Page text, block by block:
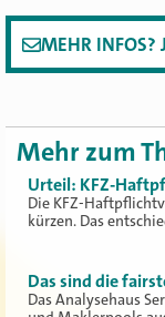
MEHR INFOS?
Mehr zum
Urteil: KFZ-
Die KFZ-
kürzen. Das
Das sind die
Das Analysehaus